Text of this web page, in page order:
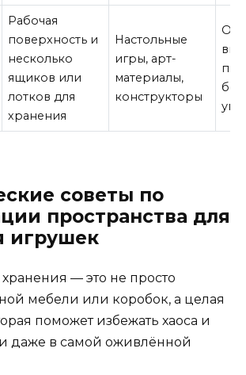
Рабочая
поверхность и
несколько
ящиков или
лотков для
хранения
Настольные
игры, арт-
материалы,
конструкторы
советы по
пространства для
игрушек
— это не просто
мебели или коробок, а целая
поможет избежать хаоса и
даже в самой оживлённой